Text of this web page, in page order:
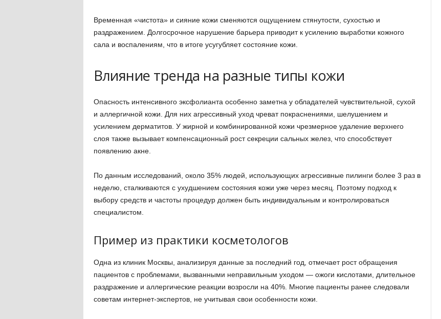
Временная «чистота» и сияние кожи сменяются ощущением стянутости, сухостью и
раздражением. Долгосрочное нарушение барьера приводит к усилению выработки кожного
сала и воспалениям, что в итоге усугубляет состояние кожи.
Влияние тренда на разные типы кожи
Опасность интенсивного эксфолианта особенно заметна у обладателей чувствительной, сухой
и аллергичной кожи. Для них агрессивный уход чреват покраснениями, шелушением и
усилением дерматитов. У жирной и комбинированной кожи чрезмерное удаление верхнего
слоя также вызывает компенсационный рост секреции сальных желез, что способствует
появлению акне.
По данным исследований, около 35% людей, использующих агрессивные пилинги более 3 раз в
неделю, сталкиваются с ухудшением состояния кожи уже через месяц. Поэтому подход к
выбору средств и частоты процедур должен быть индивидуальным и контролироваться
специалистом.
Пример из практики косметологов
Одна из клиник Москвы, анализируя данные за последний год, отмечает рост обращения
пациентов с проблемами, вызванными неправильным уходом — ожоги кислотами, длительное
раздражение и аллергические реакции возросли на 40%. Многие пациенты ранее следовали
советам интернет-экспертов, не учитывая свои особенности кожи.